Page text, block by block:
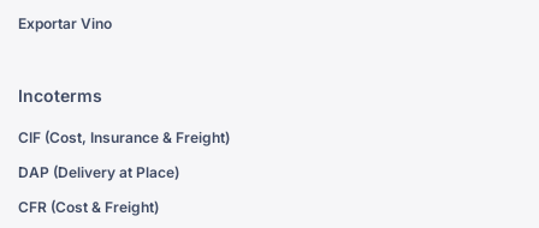
Exportar Vino
Incoterms
CIF (Cost, Insurance & Freight)
DAP (Delivery at Place)
CFR (Cost & Freight)